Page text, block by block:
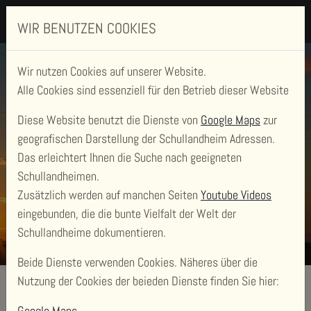
WIR BENUTZEN COOKIES
Wir nutzen Cookies auf unserer Website.
Alle Cookies sind essenziell für den Betrieb dieser Website
Diese Website benutzt die Dienste von Google Mapszur
geografischen Darstellung der Schullandheim Adressen.
Das erleichtert Ihnen die Suche nach geeigneten
Schullandheimen.
Zusätzlich werden auf manchen Seiten Youtube Videos
eingebunden, die die bunte Vielfalt der Welt der
Schullandheime dokumentieren.
Beide Dienste verwenden Cookies. Näheres über die
Nutzung der Cookies der beieden Dienste finden Sie hier: